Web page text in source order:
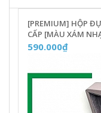
[PREMIUM] HỘP
CẤP [MÀU XÁM
590.000₫